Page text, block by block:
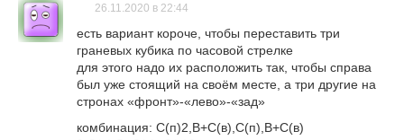
26.11.2020 в 22:44
есть вариант короче, чтобы переставить три
граневых кубика по часовой стрелке
для этого надо их расположить так, чтобы справа
был уже стоящий на своём месте, а три другие на
стронах «фронт»-«лево»-«зад»
комбинация: С(п)2,В+С(в),С(п),В+С(в)